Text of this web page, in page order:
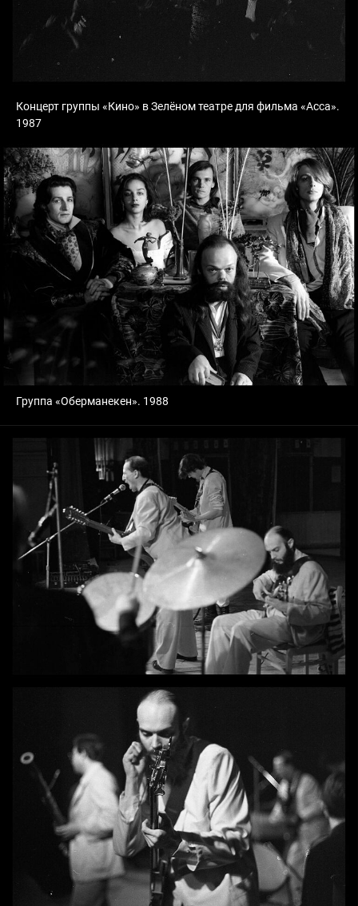
Концерт группы «Кино» в Зелёном театре для фильма «Асса».
1987
Группа «Оберманекен». 1988